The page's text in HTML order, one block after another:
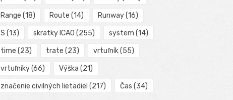
Range (18) Route (14) Runway(16)
S (13) skratky ICAO (255) system (14)
time (23) trate (23) vrtuľník(55)
vrtuľníky(66) Výška (21)
značenie civilných lietadiel (217) Čas (34)